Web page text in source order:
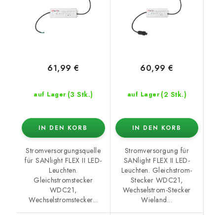
auf Lager (3 Stk.)
61,99 €
IN DEN KORB
Stromversorgungsquelle
für SANlight FLEX II LED-
Leuchten.
Gleichstromstecker
WDC21,
Wechselstromstecker...
auf Lager (2 Stk.)
60,99 €
IN DEN KORB
Stromversorgung für
SANlight FLEX II LED-
Leuchten. Gleichstrom-
Stecker WDC21,
Wechselstrom-Stecker
Wieland...